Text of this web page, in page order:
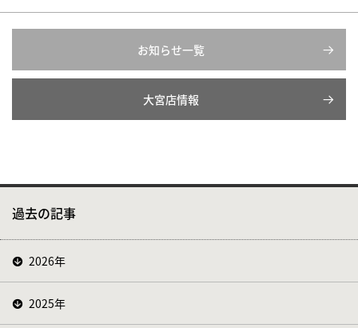
お知らせ一覧
大宮店情報
過去の記事
2026年
2025年